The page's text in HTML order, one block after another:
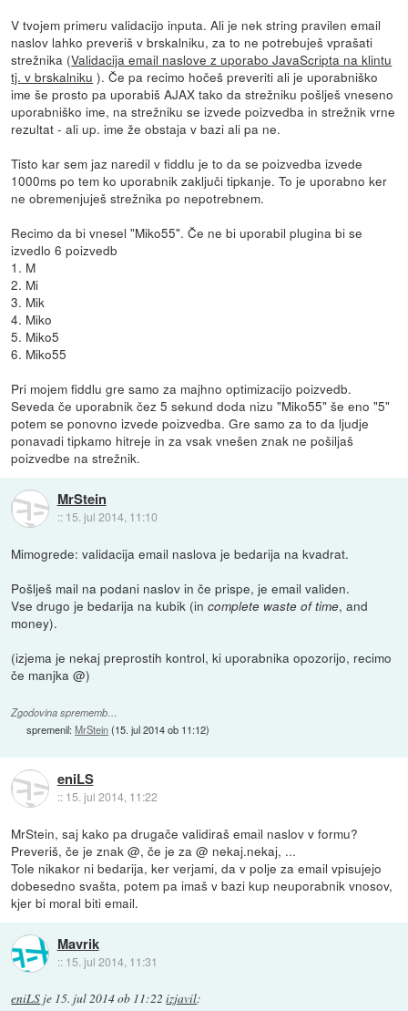
V tvojem primeru validacijo inputa. Ali je nek string pravilen email
naslov lahko preveriš v brskalniku, za to ne potrebuješ vprašati
strežnika (Validacija email naslove z uporabo JavaScripta na klintu
tj. v brskalniku ). Če pa recimo hočeš preveriti ali je uporabniško
ime še prosto pa uporabiš AJAX tako da strežniku pošlješ vneseno
uporabniško ime, na strežniku se izvede poizvedba in strežnik vrne
rezultat - ali up. ime že obstaja v bazi ali pa ne.
Tisto kar sem jaz naredil v fiddlu je to da se poizvedba izvede
1000ms po tem ko uporabnik zaključi tipkanje. To je uporabno ker
ne obremenjuješ strežnika po nepotrebnem.
Recimo da bi vnesel "Miko55". Če ne bi uporabil plugina bi se
izvedlo 6 poizvedb
1. M
2. Mi
3. Mik
4. Miko
5. Miko5
6. Miko55
Pri mojem fiddlu gre samo za majhno optimizacijo poizvedb.
Seveda če uporabnik čez 5 sekund doda nizu "Miko55" še eno "5"
potem se ponovno izvede poizvedba. Gre samo za to da ljudje
ponavadi tipkamo hitreje in za vsak vnešen znak ne pošiljaš
poizvedbe na strežnik.
MrStein
:: 15. jul 2014, 11:10
Mimogrede: validacija email naslova je bedarija na kvadrat.
Pošlješ mail na podani naslov in če prispe, je email validen.
Vse drugo je bedarija na kubik (incomplete waste of time, and
money).
(izjema je nekaj preprostih kontrol, ki uporabnika opozorijo, recimo
če manjka @)
Zgodovina sprememb…
spremenil:MrStein(15. jul 2014 ob 11:12)
eniLS
:: 15. jul 2014, 11:22
MrStein, saj kako pa drugače validiraš email naslov v formu?
Preveriš, če je znak @, če je za @ nekaj.nekaj, ...
Tole nikakor ni bedarija, ker verjami, da v polje za email vpisujejo
dobesedno svašta, potem pa imaš v bazi kup neuporabnik vnosov,
kjer bi moral biti email.
Mavrik
:: 15. jul 2014, 11:31
eniLS je 15. jul 2014 ob 11:22 izjavil: